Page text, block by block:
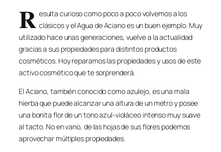
R esulta curioso como poco a poco volvemos a los
clásicos y el Agua de Aciano es un buen ejemplo. Muy
utilizado hace unas generaciones, vuelve a la actualidad
gracias a sus propiedades para distintos productos
cosméticos. Hoy reparamos las propiedades y usos de este
activo cosmético que te sorprenderá.
El Aciano, también conocido como azulejo, es una mala
hierba que puede alcanzar una altura de un metro y posee
una bonita flor de un tono azul-violáceo intenso muy suave
al tacto. No en vano, de las hojas de sus flores podemos
aprovechar múltiples propiedades.